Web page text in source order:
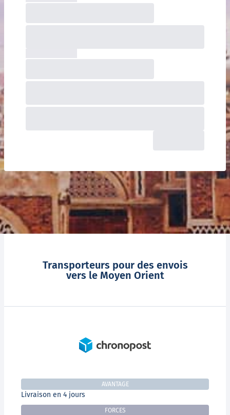
Transporteurs pour des envois
vers le Moyen Orient
AVANTAGE
Livraison en 4 jours
FORCES